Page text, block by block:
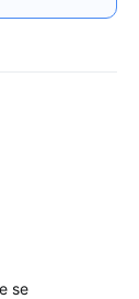
se